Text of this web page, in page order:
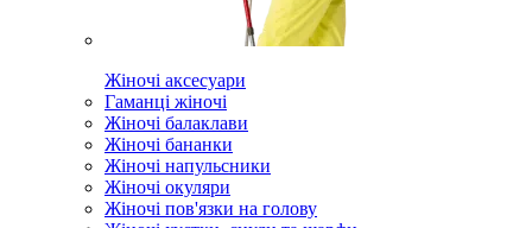
Жіночі аксесуари
Гаманці жіночі
Жіночі балаклави
Жіночі бананки
Жіночі напульсники
Жіночі окуляри
Жіночі пов'язки на голову